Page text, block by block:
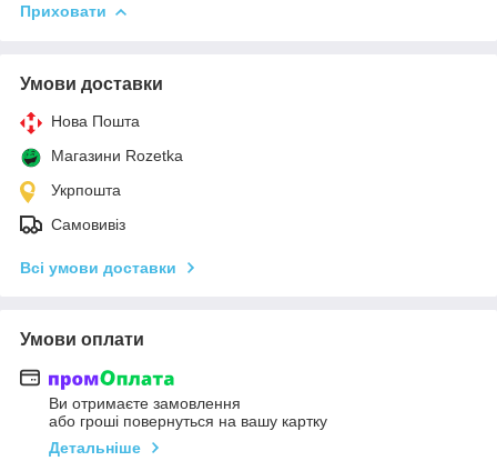
Приховати
Умови доставки
Нова Пошта
Магазини Rozetka
Укрпошта
Самовивіз
Всі умови доставки
Умови оплати
Ви отримаєте замовлення
або гроші повернуться на вашу картку
Детальніше